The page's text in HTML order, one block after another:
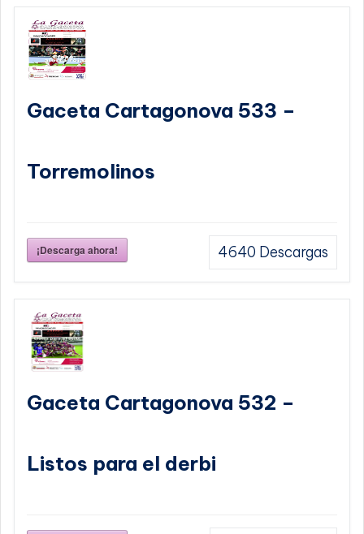
Gaceta Cartagonova 533 –
Torremolinos
¡Descarga ahora! 4640 Descargas
Gaceta Cartagonova 532 –
Listos para el derbi